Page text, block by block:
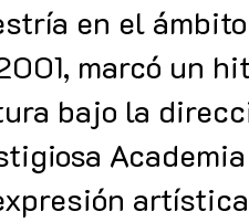
en el
marcó un
bajo la